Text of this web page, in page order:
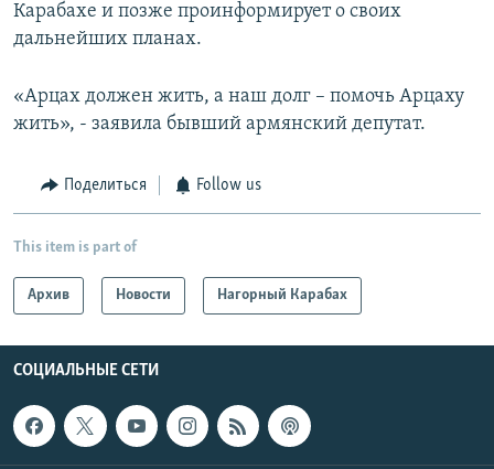
Карабахе и позже проинформирует о своих
дальнейших планах.
«Арцах должен жить, а наш долг – помочь Арцаху
жить», - заявила бывший армянский депутат.
Поделиться Follow us
This item is part of
Архив Новости Нагорный Карабах
СОЦИАЛЬНЫЕ СЕТИ